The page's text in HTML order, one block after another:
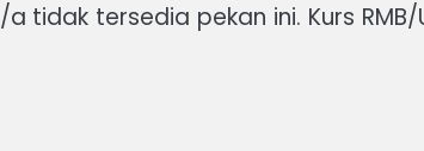
tersedia pekan ini. Kurs RMB/